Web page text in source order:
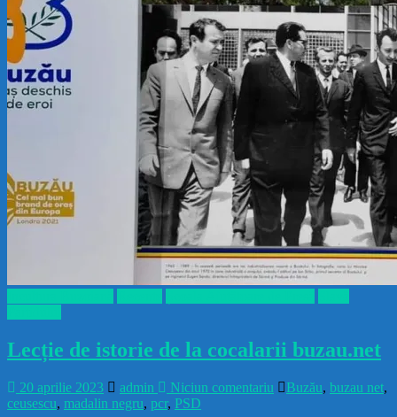
Lecție de istorie de la cocalarii buzau.net
20 aprilie 2023 admin Niciun comentariu Buzău, buzau net,
ceusescu, madalin negru, pcr, PSD